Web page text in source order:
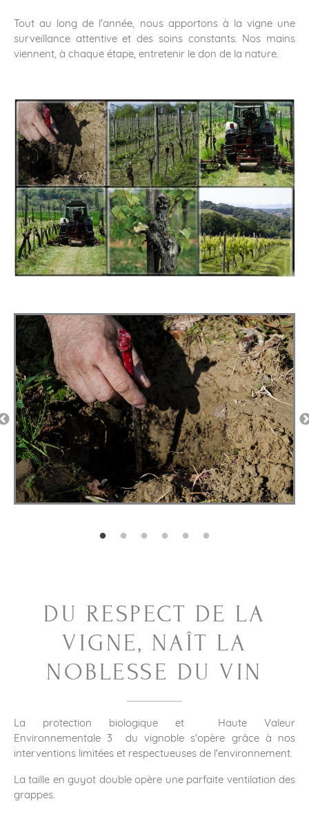
Tout au long de l'année, nous apportons à la vigne une
surveillance attentive et des soins constants. Nos mains
viennent, à chaque étape, entretenir le don de la nature.
DU RESPECT DE LA
VIGNE, NAÎT LA
NOBLESSE DU VIN
La protection biologique et Haute Valeur
Environnementale 3 du vignoble s'opère grâce à nos
interventions limitées et respectueuses de l'environnement.
La taille en guyot double opère une parfaite ventilation des
grappes.